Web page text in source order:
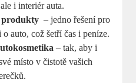
i interiér auta.
⁢ – jedno řešení pro
auto, což šetří čas i⁢ peníze.
– ‍tak, aby i ​
⁤místo v⁤ čistotě⁤ vašich